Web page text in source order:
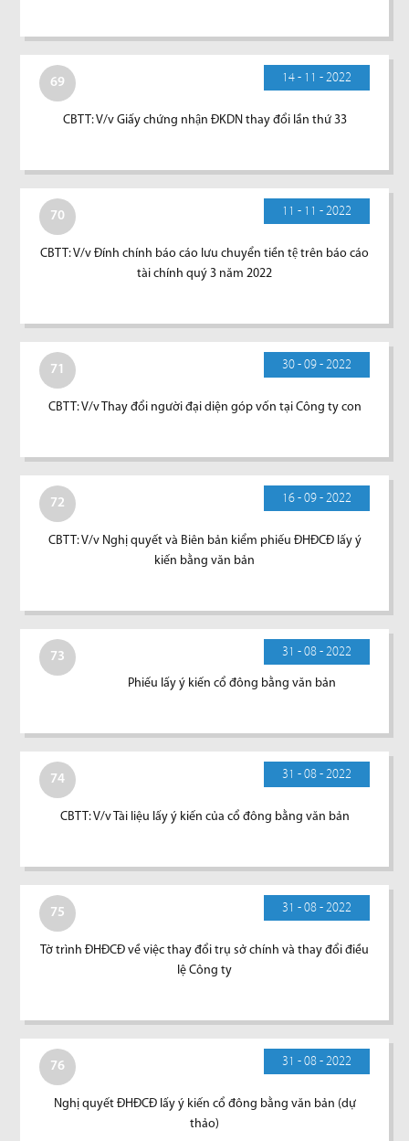
69 14 - 11 - 2022
CBTT: V/v Giấy chứng nhận ĐKDN thay đổi lần thứ 33
70 11 - 11 - 2022
CBTT: V/v Đính chính báo cáo lưu chuyển tiền tệ trên báo cáo
tài chính quý 3 năm 2022
71 30 - 09 - 2022
CBTT: V/v Thay đổi người đại diện góp vốn tại Công ty con
72 16 - 09 - 2022
CBTT: V/v Nghị quyết và Biên bản kiểm phiếu ĐHĐCĐ lấy ý
kiến bằng văn bản
73 31 - 08 - 2022
Phiếu lấy ý kiến cổ đông bằng văn bản
74 31 - 08 - 2022
CBTT: V/v Tài liệu lấy ý kiến của cổ đông bằng văn bản
75 31 - 08 - 2022
Tờ trình ĐHĐCĐ về việc thay đổi trụ sở chính và thay đổi điều
lệ Công ty
76 31 - 08 - 2022
Nghị quyết ĐHĐCĐ lấy ý kiến cổ đông bằng văn bản (dự
thảo)